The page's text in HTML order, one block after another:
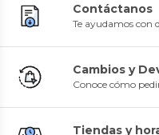
Contáctanos
Te ayudamos con
Cambios y
Conoce cómo
Tiendas y